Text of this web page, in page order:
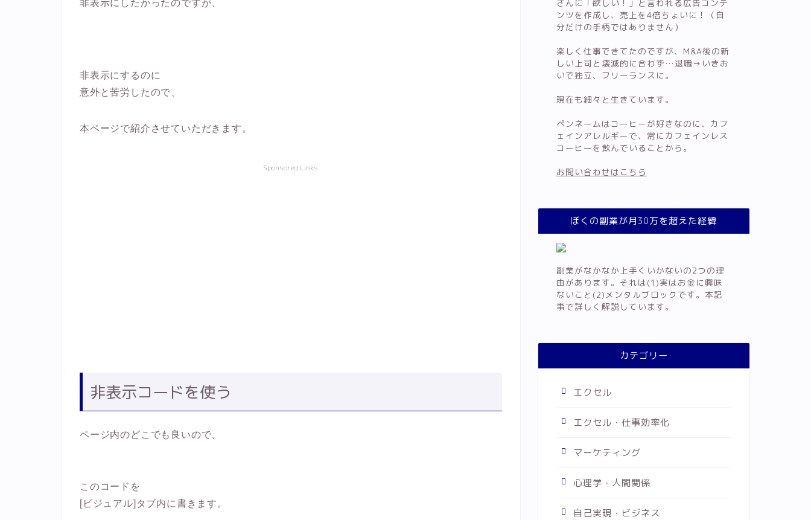
非表示にしたかったのですが、
非表示にするのに
意外と苦労したので、
本ページで紹介させていただきます。
Sponsored Links
非表示コードを使う
ページ内のどこでも良いので、
このコードを
[ビジュアル]タブ内に書きます。
さんに「欲しい！」と言われる広告コンテ
ンツを作成し、売上を4倍ちょいに！（自
分だけの手柄ではありません）
楽しく仕事できてたのですが、M&A後の新
しい上司と壊滅的に合わず…退職→いきお
いで独立、フリーランスに。
現在も細々と生きています。
ペンネームはコーヒーが好きなのに、カフ
ェインアレルギーで、常にカフェインレス
コーヒーを飲んでいることから。
お問い合わせはこちら
ぼくの副業が月30万を超えた経緯
副業がなかなか上手くいかないの2つの理
由があります。それは(1)実はお金に興味
ないこと(2)メンタルブロックです。本記
事で詳しく解説しています。
カテゴリー
エクセル
エクセル・仕事効率化
マーケティング
心理学・人間関係
自己実現・ビジネス